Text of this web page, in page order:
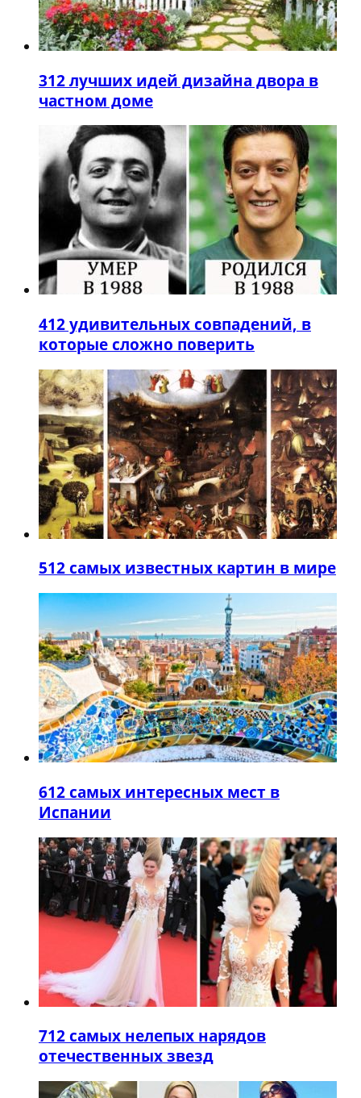
312 лучших идей дизайна двора в
частном доме
412 удивительных совпадений, в
которые сложно поверить
512 самых известных картин в мире
612 самых интересных мест в
Испании
712 самых нелепых нарядов
отечественных звезд